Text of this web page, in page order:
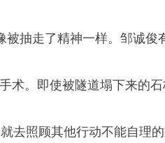
抽走了精神一样。邹诚俊
术。即使被隧道塌下来的石
去照顾其他行动不能自理